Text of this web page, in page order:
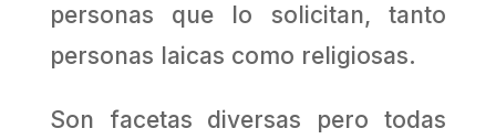
personas que lo solicitan, tanto
personas laicas como religiosas.
Son facetas diversas pero todas